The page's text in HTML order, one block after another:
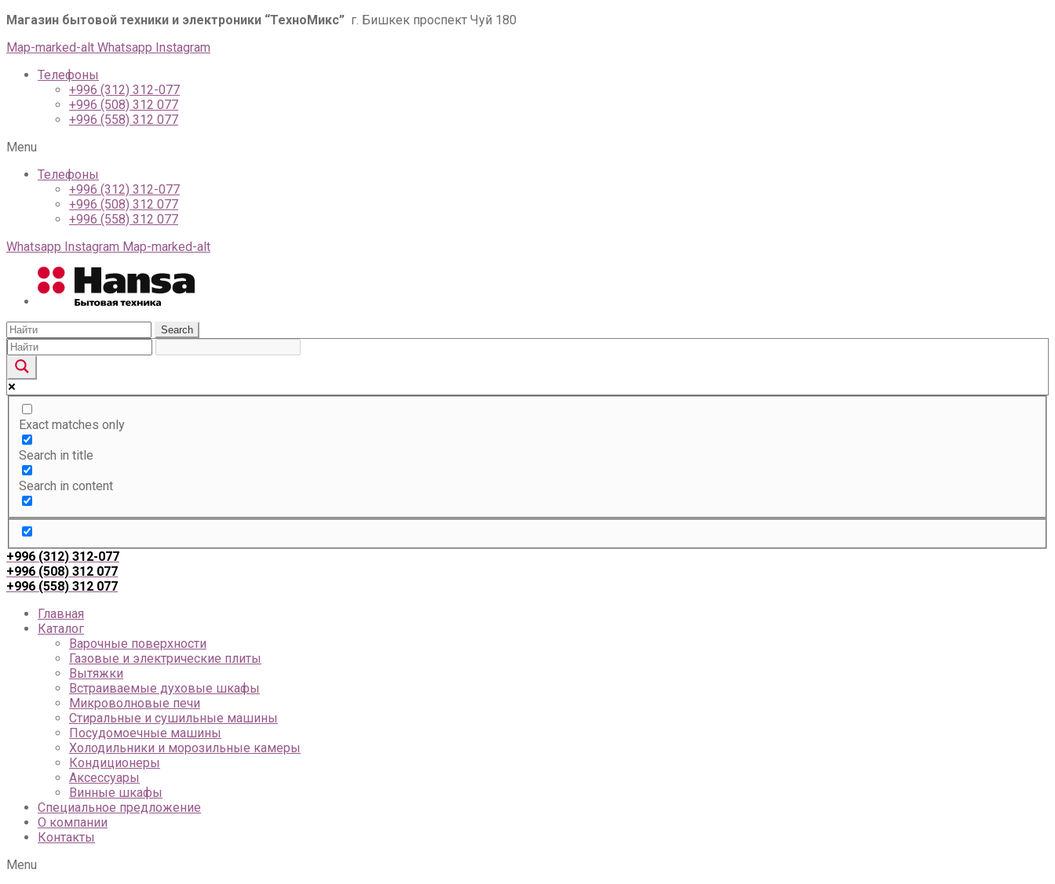
Магазин бытовой техники и электроники “ТехноМикс” г. Бишкек проспект Чуй 180
Map-marked-alt Whatsapp Instagram
Телефоны
+996 (312) 312-077
+996 (508) 312 077
+996 (558) 312 077
Menu
Телефоны
+996 (312) 312-077
+996 (508) 312 077
+996 (558) 312 077
Whatsapp Instagram Map-marked-alt
Search
Exact matches only
Search in title
Search in content
+996 (312) 312-077
+996 (508) 312 077
+996 (558) 312 077
Главная
Каталог
Варочные поверхности
Газовые и электрические плиты
Вытяжки
Встраиваемые духовые шкафы
Микроволновые печи
Стиральные и сушильные машины
Посудомоечные машины
Холодильники и морозильные камеры
Кондиционеры
Аксессуары
Винные шкафы
Специальное предложение
О компании
Контакты
Menu